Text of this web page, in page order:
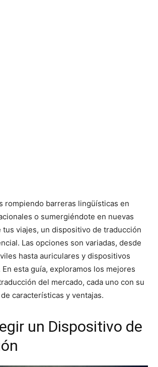
rompiendo barreras lingüísticas en
o sumergiéndote en nuevas
viajes, un dispositivo de traducción
Las opciones son variadas, desde
hasta auriculares y dispositivos
esta guía, exploramos los mejores
del mercado, cada uno con su
características y ventajas.
un Dispositivo de